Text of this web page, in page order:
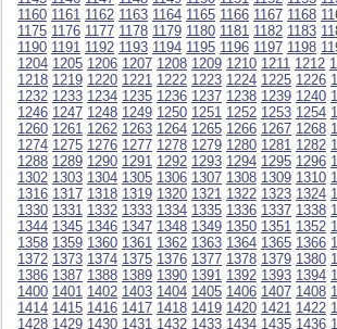
1160 1161 1162 1163 1164 1165 1166 1167 1168
1175 1176 1177 1178 1179 1180 1181 1182 1183
1190 1191 1192 1193 1194 1195 1196 1197 1198
1204 1205 1206 1207 1208 1209 1210 1211 1212
1218 1219 1220 1221 1222 1223 1224 1225 1226
1232 1233 1234 1235 1236 1237 1238 1239 1240
1246 1247 1248 1249 1250 1251 1252 1253 1254
1260 1261 1262 1263 1264 1265 1266 1267 1268
1274 1275 1276 1277 1278 1279 1280 1281 1282
1288 1289 1290 1291 1292 1293 1294 1295 1296
1302 1303 1304 1305 1306 1307 1308 1309 1310
1316 1317 1318 1319 1320 1321 1322 1323 1324
1330 1331 1332 1333 1334 1335 1336 1337 1338
1344 1345 1346 1347 1348 1349 1350 1351 1352
1358 1359 1360 1361 1362 1363 1364 1365 1366
1372 1373 1374 1375 1376 1377 1378 1379 1380
1386 1387 1388 1389 1390 1391 1392 1393 1394
1400 1401 1402 1403 1404 1405 1406 1407 1408
1414 1415 1416 1417 1418 1419 1420 1421 1422
1428 1429 1430 1431 1432 1433 1434 1435 1436